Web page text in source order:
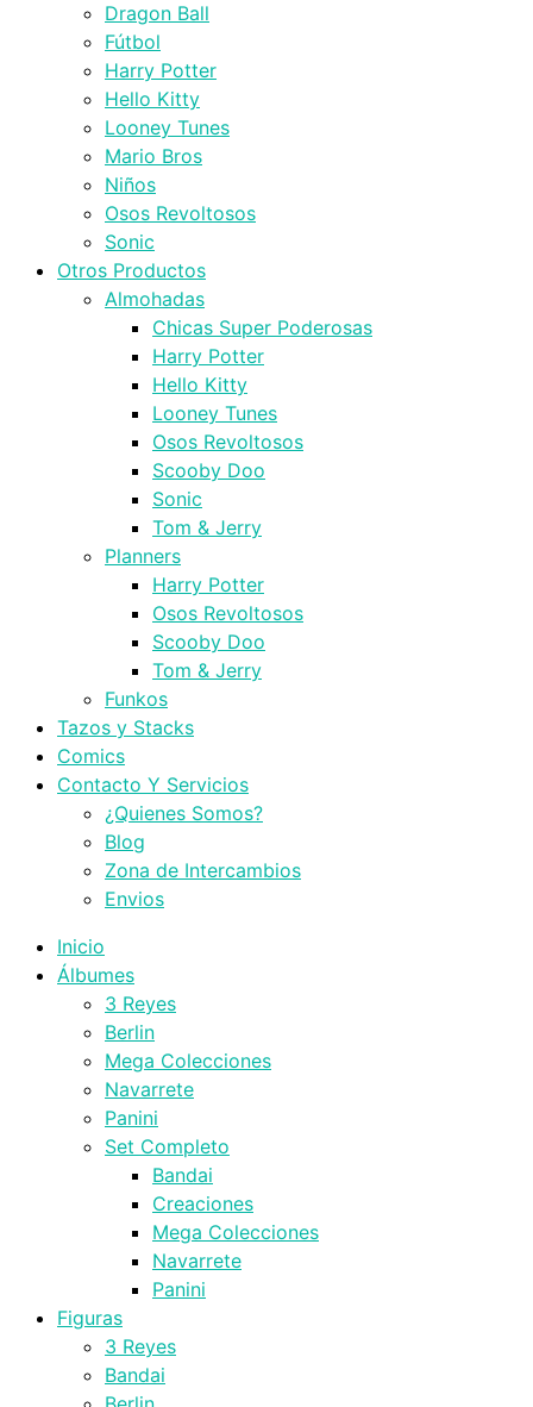
Dragon Ball
Fútbol
Harry Potter
Hello Kitty
Looney Tunes
Mario Bros
Niños
Osos Revoltosos
Sonic
Otros Productos
Almohadas
Chicas Super Poderosas
Harry Potter
Hello Kitty
Looney Tunes
Osos Revoltosos
Scooby Doo
Sonic
Tom & Jerry
Planners
Harry Potter
Osos Revoltosos
Scooby Doo
Tom & Jerry
Funkos
Tazos y Stacks
Comics
Contacto Y Servicios
¿Quienes Somos?
Blog
Zona de Intercambios
Envios
Inicio
Álbumes
3 Reyes
Berlin
Mega Colecciones
Navarrete
Panini
Set Completo
Bandai
Creaciones
Mega Colecciones
Navarrete
Panini
Figuras
3 Reyes
Bandai